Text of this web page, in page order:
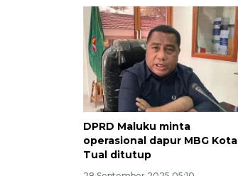
DPRD Maluku minta
operasional dapur MBG Kota
Tual ditutup